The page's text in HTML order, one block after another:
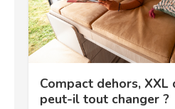
Compact dehors, XXL
peut-il tout changer ?